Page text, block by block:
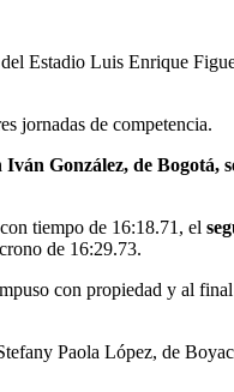
Estadio Luis Enrique
jornadas de competencia.
Iván González, de Bogotá,
tiempo de 16:18.71, el
de 16:29.73.
con propiedad y al
Paola López, de